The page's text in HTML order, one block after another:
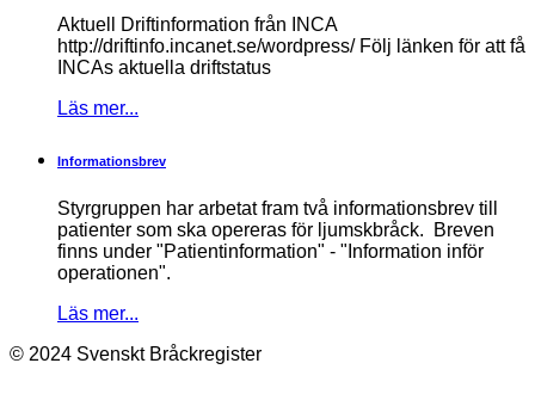
Aktuell Driftinformation från INCA
http://driftinfo.incanet.se/wordpress/ Följ länken för att få
INCAs aktuella driftstatus
Läs mer...
Informationsbrev
Styrgruppen har arbetat fram två informationsbrev till
patienter som ska opereras för ljumskbråck. Breven
finns under "Patientinformation" - "Information inför
operationen".
Läs mer...
© 2024 Svenskt Bråckregister